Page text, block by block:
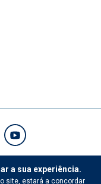
a sua experiência.
site, estará a concordar